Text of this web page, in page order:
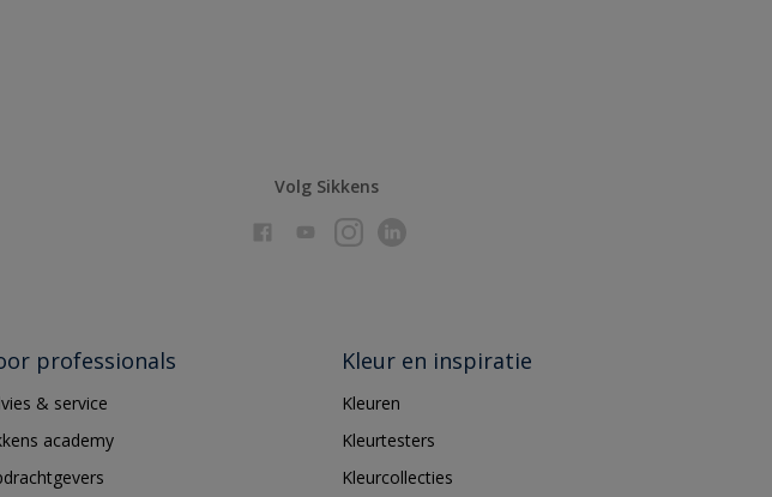
Volg Sikkens
professionals
& service
academy
Kleur en inspiratie
Kleuren
Kleurtesters
Kleurcollecties